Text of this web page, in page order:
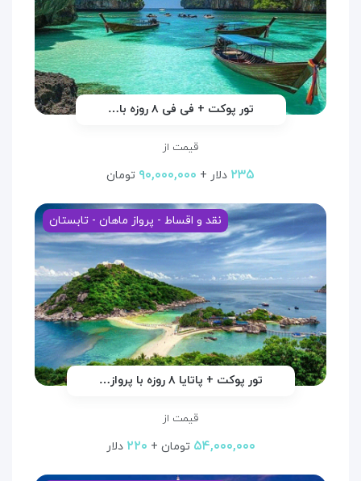
تور پوکت + فی فی ۸ روزه با…
قیمت از
۲۳۵ دلار + ۹۰,۰۰۰,۰۰۰ تومان
نقد و اقساط - پرواز ماهان - تابستان
تور پوکت + پاتایا ۸ روزه با پرواز…
قیمت از
۵۴,۰۰۰,۰۰۰ تومان + ۲۲۰ دلار